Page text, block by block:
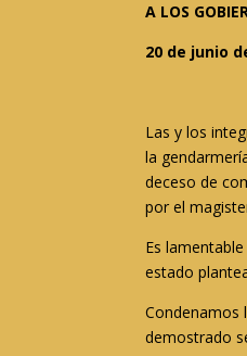
A LOS
20 de junio
Las y los
la
deceso de
por el
Es
estado
Condenamos
demostrado